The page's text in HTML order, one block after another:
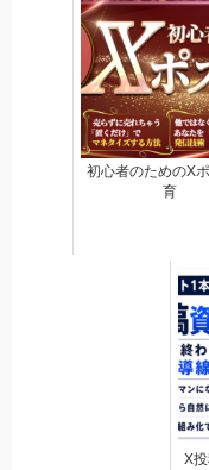
初心者のためのX
育
X